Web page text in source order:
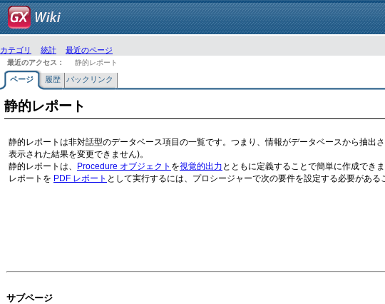
カテゴリ 統計
最近のページ
最近のアクセス：
静的レポート
ページ 履歴 バックリンク
静的レポート
静的レポートは非対話型のデータベース項目の一覧です。つまり、情報がデータベースから抽
表示された結果を変更できません)。
静的レポートは、
Procedure オブジェクト を視覚的出力 とともに定義することで簡単に作成でき
レポートを PDF レポート として実行するには、プロシージャーで次の要件を設定する必要がある
サブページ